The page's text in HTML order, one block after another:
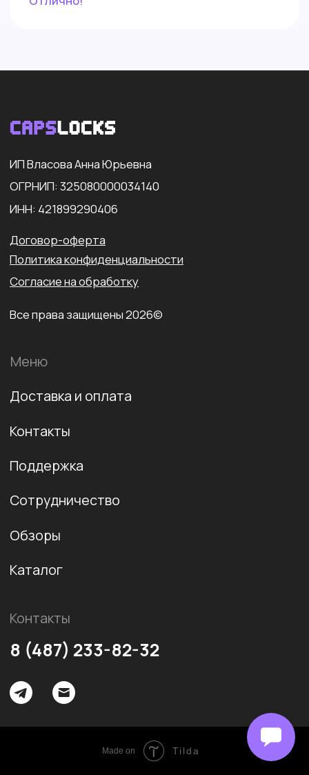
Made on Tilda